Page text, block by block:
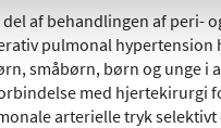
del af behandlingen af peri-
pulmonal hypertension
småbørn, børn og unge i
med hjertekirurgi
arterielle tryk